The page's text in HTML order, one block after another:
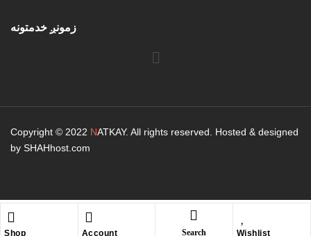
Shop Account Search Wishlist
زمونږ خدمتونه
Copyright © 2022 NATKAY. All rights reserved. Hosted & designed
by SHAHhost.com